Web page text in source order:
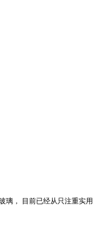
璃， 目前已经从只注重实用